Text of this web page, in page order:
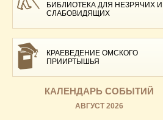
БИБЛИОТЕКА ДЛЯ НЕЗРЯЧИХ И
СЛАБОВИДЯЩИХ
КРАЕВЕДЕНИЕ ОМСКОГО
ПРИИРТЫШЬЯ
КАЛЕНДАРЬ СОБЫТИЙ
АВГУСТ 2026